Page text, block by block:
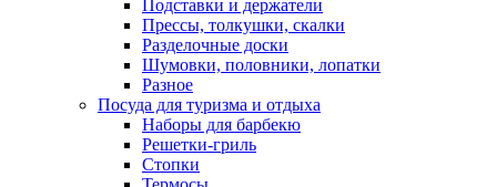
Подставки и держатели
Прессы, толкушки, скалки
Разделочные доски
Шумовки, половники, лопатки
Разное
Посуда для туризма и отдыха
Наборы для барбекю
Решетки-гриль
Стопки